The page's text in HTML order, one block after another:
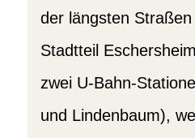
der längsten
Stadtteil
zwei U-Bahn-
und Lindenbaum),